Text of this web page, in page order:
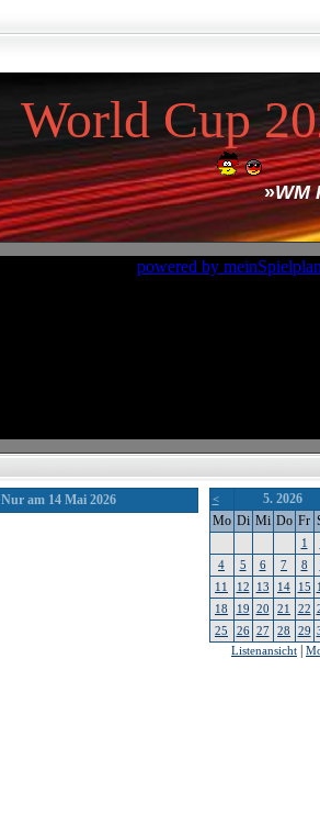
World Cup
»WM
Nur am 14 Mai 2026 < 5. 2026
Mo Di Mi Do Fr
1
4
5 6 7 8
11
12 13 14 15
18
19 20 21 22
25
26 27 28 29
Listenansicht